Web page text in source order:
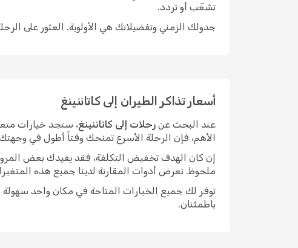
تشعّب أو تردد.
جدولك الزمني وتفضيلاتك هي الأولوية. العثور على
أسعار تذاكر الطيران إلى كاتاننينغ
عند البحث عن رحلات إلى كاتاننينغ، ستجد خيارات
الأهم، فإن الرحلة الأسرع تمنحك وقتاً أطول في
إن كان الهدف تخفيض التكلفة، فقد يفيدك بعض
ملحوظ. تعرض أدوات المقارنة لدينا جميع هذه
توفر لك جميع الخيارات المتاحة في مكان واحد سهولة
باطمئنان.